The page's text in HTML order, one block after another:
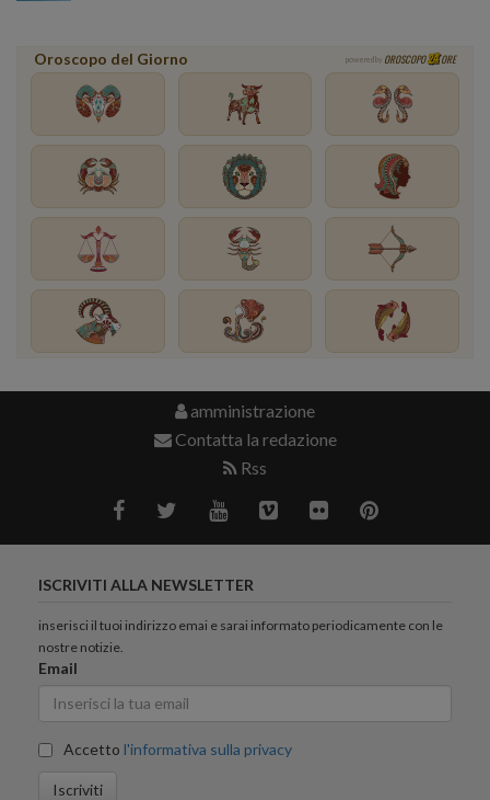
Oroscopo del Giorno powered by OROSCOPO ORE
amministrazione
Contatta la redazione
Rss
ISCRIVITI ALLA NEWSLETTER
inserisci il tuoi indirizzo emai e sarai informato periodicamente con le
nostre notizie.
Email
Accetto l'informativa sulla privacy
Iscriviti